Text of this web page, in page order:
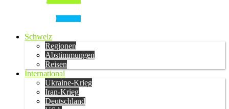
Schweiz
Regionen
Abstimmungen
Reisen
International
Ukraine-Krieg
Iran-Krieg
Deutschland